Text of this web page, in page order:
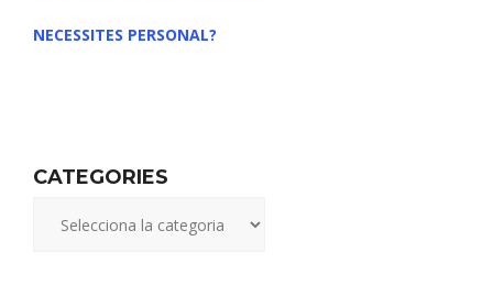
NECESSITES PERSONAL?
CATEGORIES